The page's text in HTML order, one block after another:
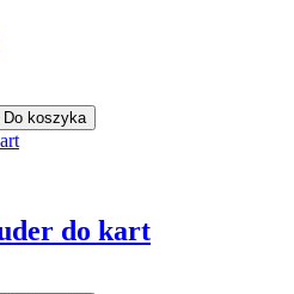
Do koszyka
do kart